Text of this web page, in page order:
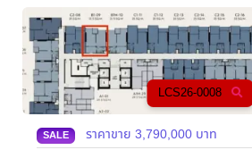
LCS26-0008
SALE ราคาขาย3,790,000 บาท